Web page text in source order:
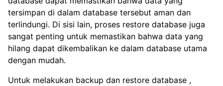
tersimpan di dalam database tersebut aman dan
terlindungi. Di sisi lain, proses restore database juga
sangat penting untuk memastikan bahwa data yang
hilang dapat dikembalikan ke dalam database utama
dengan mudah.
Untuk melakukan backup dan restore database ,